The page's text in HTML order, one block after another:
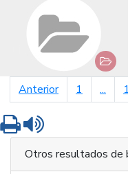
Anteriorpágina anterior
1 ...
Imprimir
Otros resultados de